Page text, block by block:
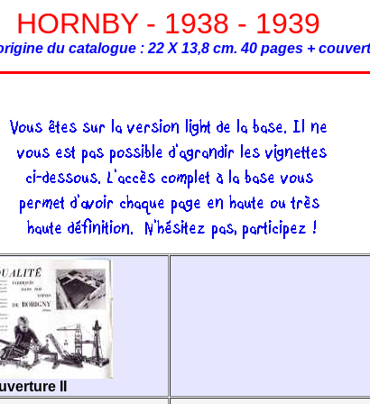
HORNBY - 1938 - 1939
du catalogue : 22 X 13,8 cm. 40 pages +
II